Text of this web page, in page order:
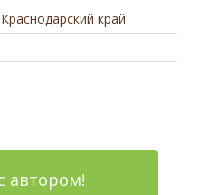
край
автором!